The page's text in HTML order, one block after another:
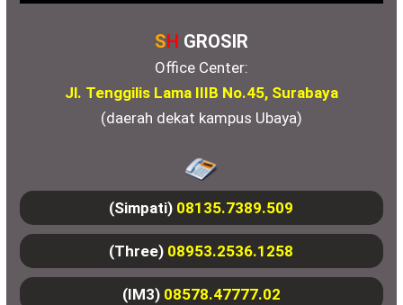
SH GROSIR
Office Center:
Jl. Tenggilis Lama IIIB No.45, Surabaya
(daerah dekat kampus Ubaya)
(Simpati) 08135.7389.509
(Three) 08953.2536.1258
(IM3) 08578.47777.02